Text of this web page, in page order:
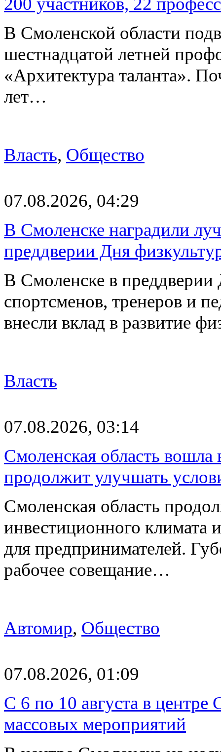
В Смоленской области
шестнадцатой летней
«Архитектура таланта».
лет…
Власть, Общество
07.08.2026, 04:29
В Смоленске наградили
преддверии Дня
В Смоленске в преддверии
спортсменов, тренеров и
внесли вклад в развитие
Власть
07.08.2026, 03:14
Смоленская область
продолжит улучшать
Смоленская область
инвестиционного климата
для предпринимателей.
рабочее совещание…
Автомир, Общество
07.08.2026, 01:09
С 6 по 10 августа в центре
массовых мероприятий